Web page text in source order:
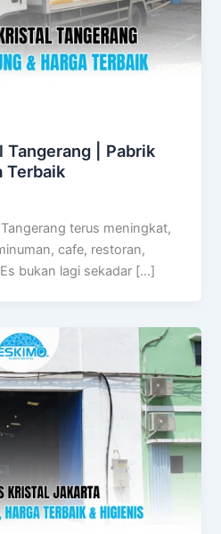
Tangerang | Pabrik
Terbaik
terus meningkat,
cafe, restoran,
bukan lagi sekadar […]